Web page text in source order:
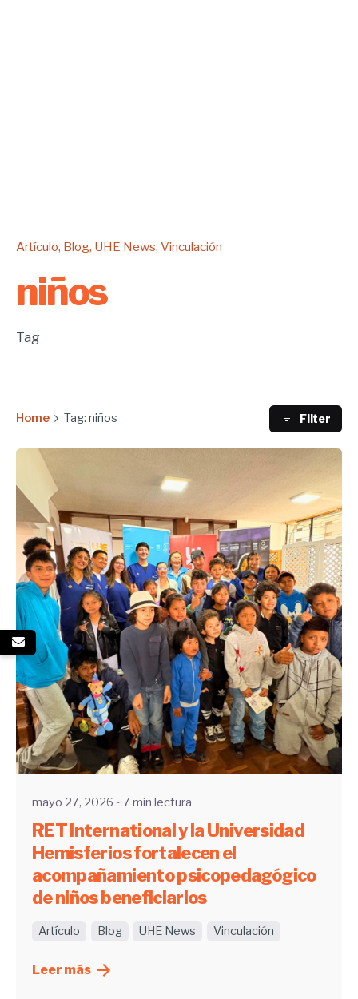
Artículo Blog UHE News Vinculación
niños
Tag
Home Tag: niños Filter
Enviado por
UHE
mayo 27, 2026 7 min lectura
RET International y la Universidad
Hemisferios fortalecen el
acompañamiento psicopedagógico
de niños beneficiarios
Artículo Blog UHE News Vinculación
Leer más